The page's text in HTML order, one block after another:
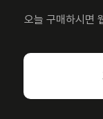
오늘 구매하시면